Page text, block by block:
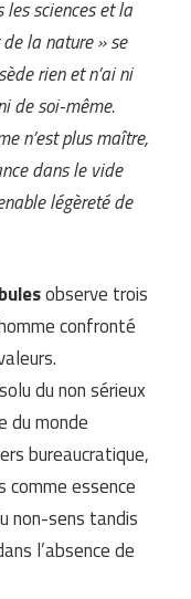
sciences et la
la nature » se
rien et n’ai ni
de soi-même.
n’est plus maître,
dans le vide
légèreté de
observe trois
confronté
du non sérieux
du monde
bureaucratique,
comme essence
non-sens tandis
l’absence de